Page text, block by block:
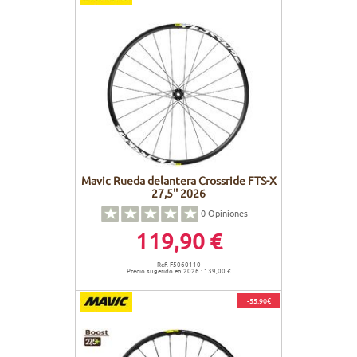
Mavic Rueda delantera Crossride FTS-X
27,5'' 2026
0Opiniones
119,90 €
Ref. F5060110
Precio sugerido en 2026 : 139,00 €
-55,90€